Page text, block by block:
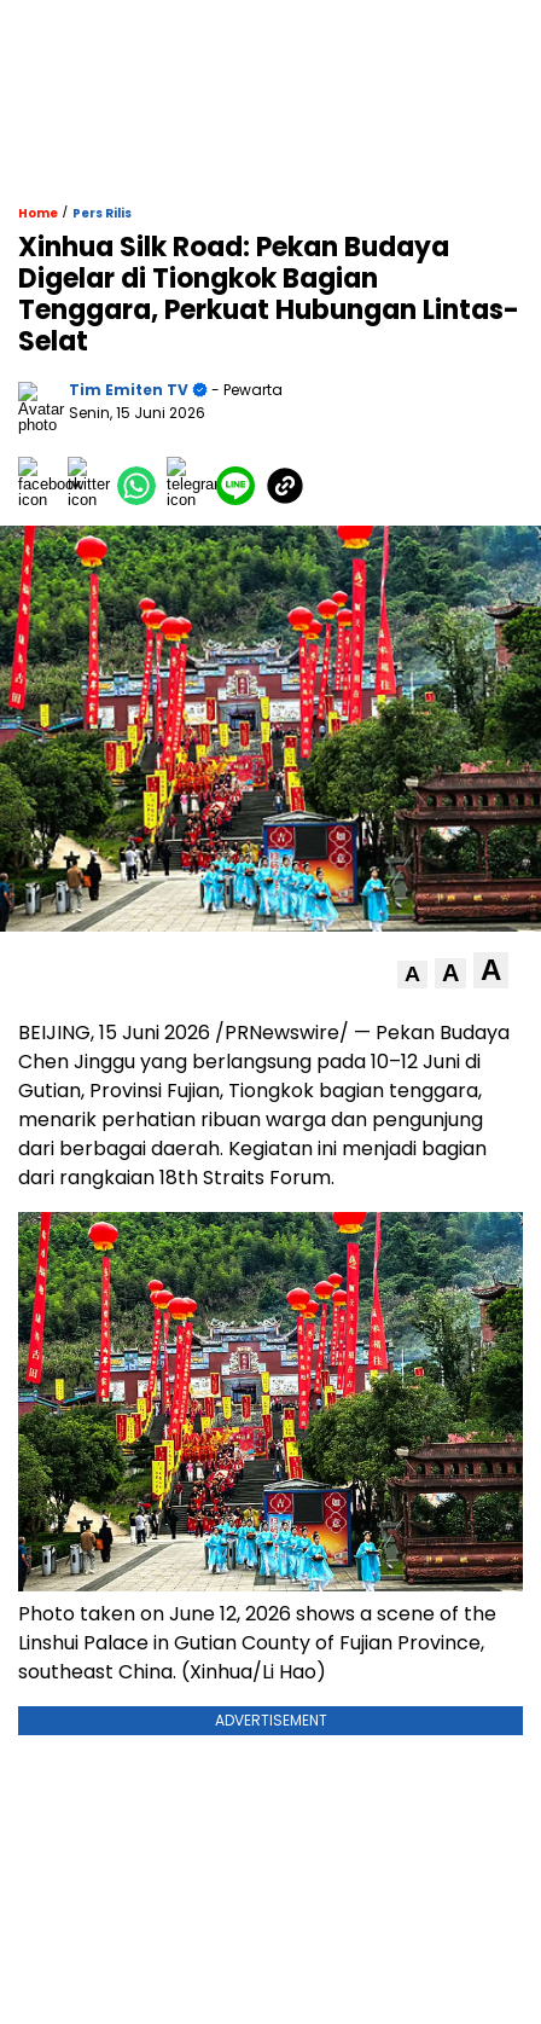
Home / Pers Rilis
Xinhua Silk Road: Pekan Budaya
Digelar di Tiongkok Bagian
Tenggara, Perkuat Hubungan Lintas-
Selat
Tim Emiten TV
- Pewarta
Senin, 15 Juni 2026
A A A
BEIJING, 15 Juni 2026 /PRNewswire/ — Pekan Budaya
Chen Jinggu yang berlangsung pada 10–12 Juni di
Gutian, Provinsi Fujian, Tiongkok bagian tenggara,
menarik perhatian ribuan warga dan pengunjung
dari berbagai daerah. Kegiatan ini menjadi bagian
dari rangkaian 18th Straits Forum.
Photo taken on June 12, 2026 shows a scene of the
Linshui Palace in Gutian County of Fujian Province,
southeast China. (Xinhua/Li Hao)
ADVERTISEMENT